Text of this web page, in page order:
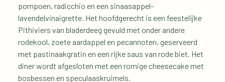
pompoen, radicchio en een sinaasappel-
lavendelvinaigrette. Het hoofdgerecht is een feestelijke
Pithiviers van bladerdeeg gevuld met onder andere
rodekool, zoete aardappel en pecannoten, geserveerd
met pastinaakgratin en een rijke saus van rode biet. Het
diner wordt afgesloten met een romige cheesecake met
bosbessen en speculaaskruimels.